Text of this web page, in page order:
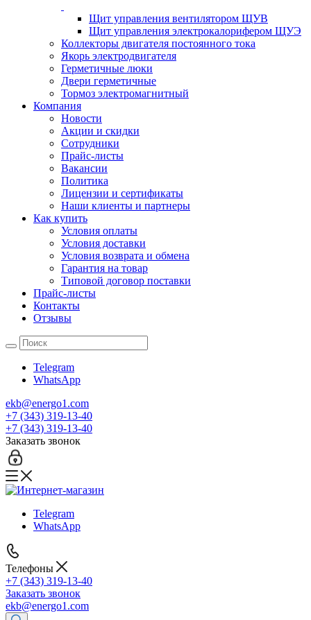
Щит управления вентилятором ЩУВ
Щит управления электрокалорифером ЩУЭ
Коллекторы двигателя постоянного тока
Якорь электродвигателя
Герметичные люки
Двери герметичные
Тормоз электромагнитный
Компания
Новости
Акции и скидки
Сотрудники
Прайс-листы
Вакансии
Политика
Лицензии и сертификаты
Наши клиенты и партнеры
Как купить
Условия оплаты
Условия доставки
Условия возврата и обмена
Гарантия на товар
Типовой договор поставки
Прайс-листы
Контакты
Отзывы
Telegram
WhatsApp
ekb@energo1.com
+7 (343) 319-13-40
+7 (343) 319-13-40
Заказать звонок
Telegram
WhatsApp
Телефоны
+7 (343) 319-13-40
Заказать звонок
ekb@energo1.com